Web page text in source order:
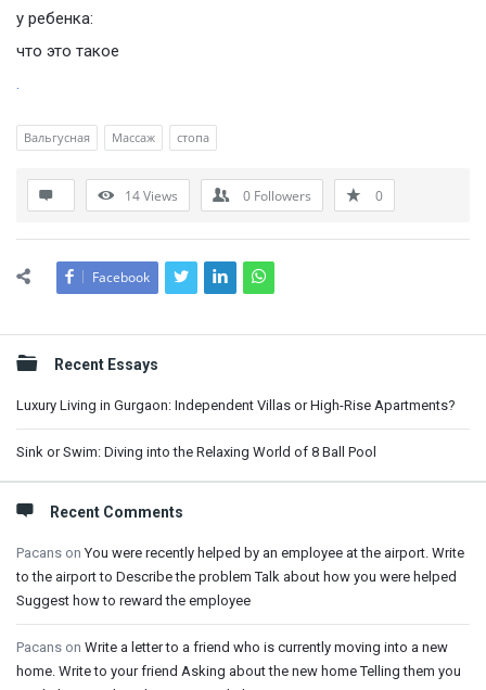
у ребенка:
что это такое
.
Вальгусная Массаж стопа
14Views 0 Followers 0
Facebook
Sidebar
Recent Essays
Luxury Living in Gurgaon: Independent Villas or High-Rise Apartments?
Sink or Swim: Diving into the Relaxing World of 8 Ball Pool
Recent Comments
Pacans onYou were recently helped by an employee at the airport. Write
to the airport to Describe the problem Talk about how you were helped
Suggest how to reward the employee
Pacans on Write a letter to a friend who is currently moving into a new
home. Write to your friend Asking about the new home Telling them you